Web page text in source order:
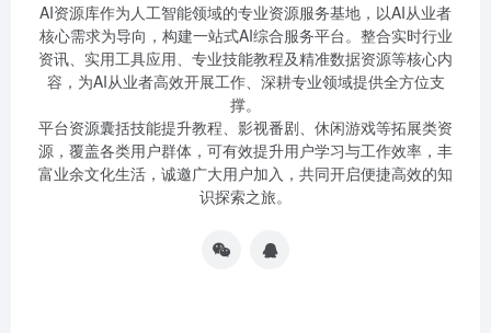
AI资源库作为人工智能领域的专业资源服务基地，以AI从业者
核心需求为导向，构建一站式AI综合服务平台。整合实时行业
资讯、实用工具应用、专业技能教程及精准数据资源等核心内
容，为AI从业者高效开展工作、深耕专业领域提供全方位支
撑。
平台资源囊括技能提升教程、影视番剧、休闲游戏等拓展类资
源，覆盖各类用户群体，可有效提升用户学习与工作效率，丰
富业余文化生活，诚邀广大用户加入，共同开启便捷高效的知
识探索之旅。